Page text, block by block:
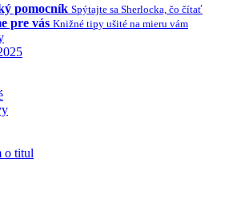
pomocník Spýtajte sa Sherlocka, čo čítať
pre vás Knižné tipy ušité na mieru vám
o titul